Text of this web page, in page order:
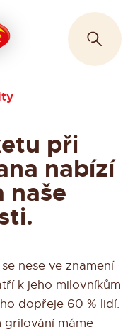
při
nabízí
naše
nese ve znamení
k jeho milovníkům
dopřeje 60 % lidí.
grilování máme